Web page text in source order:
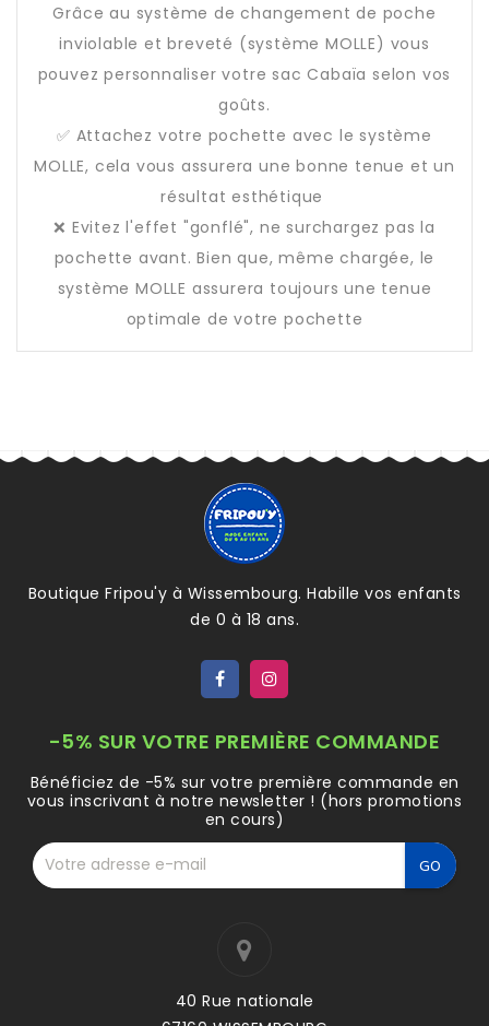
Grâce au système de changement de poche
inviolable et breveté (système MOLLE) vous
pouvez personnaliser votre sac Cabaïa selon vos
goûts.
✅ Attachez votre pochette avec le système
MOLLE, cela vous assurera une bonne tenue et un
résultat esthétique
❌ Evitez l'effet "gonflé", ne surchargez pas la
pochette avant. Bien que, même chargée, le
système MOLLE assurera toujours une tenue
optimale de votre pochette
Boutique Fripou'y à Wissembourg. Habille vos enfants
de 0 à 18 ans.
-5% SUR VOTRE PREMIÈRE COMMANDE
Bénéficiez de -5% sur votre première commande en
vous inscrivant à notre newsletter ! (hors promotions
en cours)
40 Rue nationale